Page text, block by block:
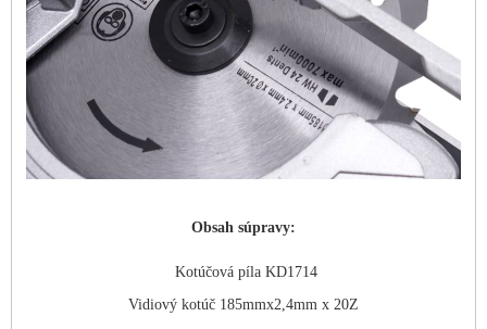
Obsah súpravy:
Kotúčová píla KD1714
Vidiový kotúč 185mmx2,4mm x 20Z